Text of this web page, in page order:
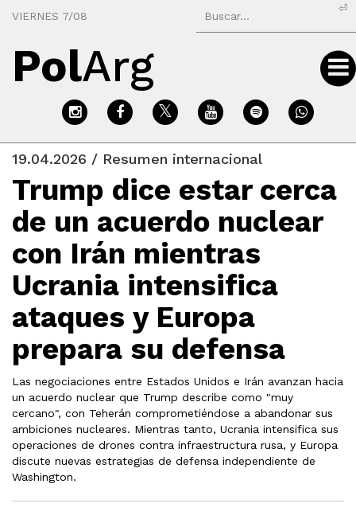
VIERNES 7/08
⏎
PolArg
19.04.2026 / Resumen internacional
Trump dice estar cerca
de un acuerdo nuclear
con Irán mientras
Ucrania intensifica
ataques y Europa
prepara su defensa
Las negociaciones entre Estados Unidos e Irán avanzan hacia
un acuerdo nuclear que Trump describe como "muy
cercano", con Teherán comprometiéndose a abandonar sus
ambiciones nucleares. Mientras tanto, Ucrania intensifica sus
operaciones de drones contra infraestructura rusa, y Europa
discute nuevas estrategias de defensa independiente de
Washington.